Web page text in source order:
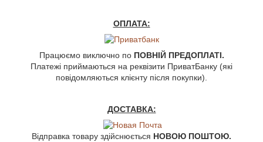
ОПЛАТА:
Працюємо виключно по ПОВНІЙ ПРЕДОПЛАТІ.
Платежі приймаються на реквізити ПриватБанку (які
повідомляються клієнту після покупки).
ДОСТАВКА:
Відправка товару здійснюється НОВОЮ ПОШТОЮ.